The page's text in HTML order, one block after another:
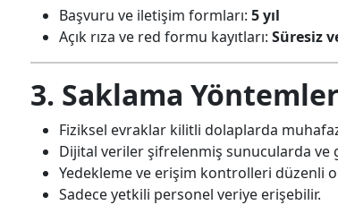
Başvuru ve iletişim formları: 5 yıl
Açık rıza ve red formu kayıtları: Süresiz
3. Saklama
Fiziksel evraklar kilitli dolaplarda
Dijital veriler şifrelenmiş sunucularda ve
Yedekleme ve erişim kontrolleri düzenli
Sadece yetkili personel veriye erişebilir.